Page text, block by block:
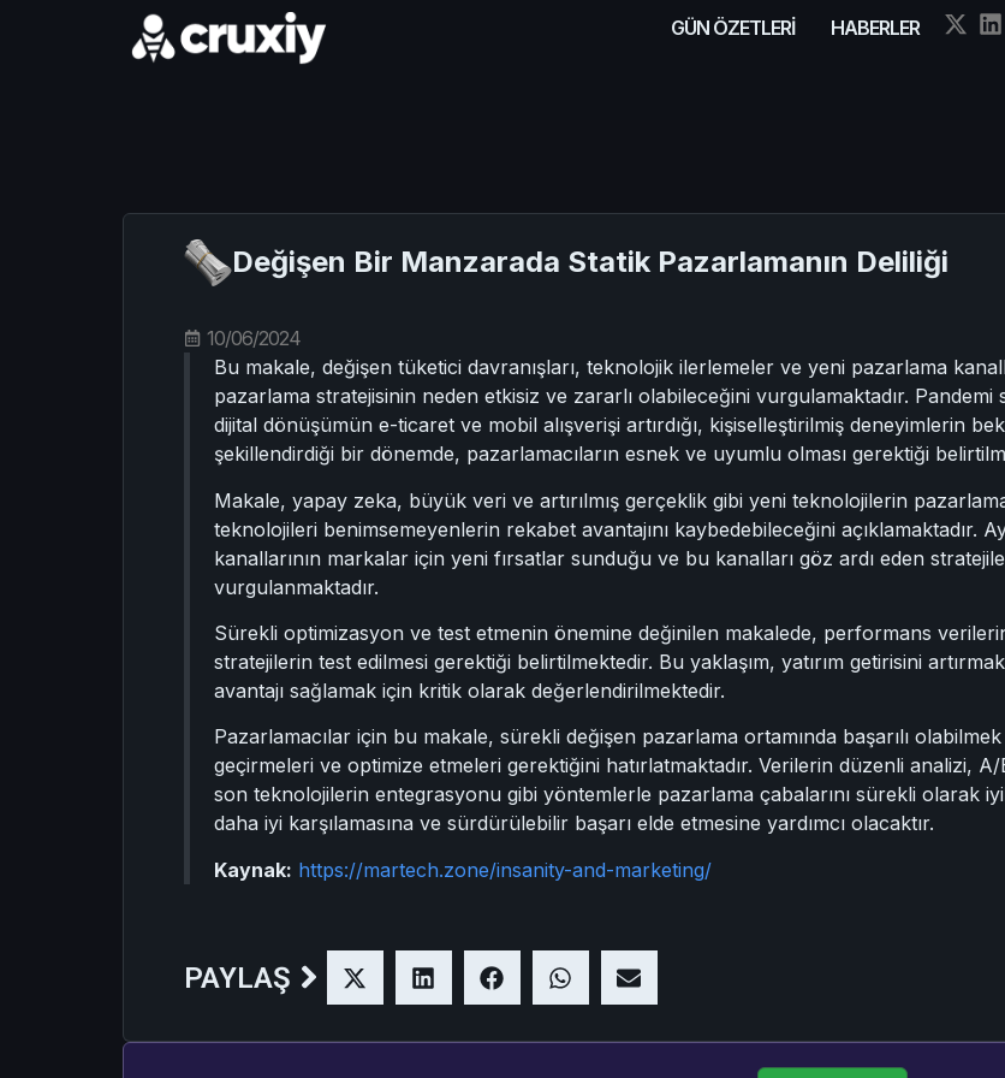
GÜN ÖZETLERİ HABERLER
Değişen Bir Manzarada Statik Pazarlamanın Deliliği
10/06/2024
Bu makale, değişen tüketici davranışları, teknolojik ilerlemeler ve yeni pazarlama
pazarlama stratejisinin neden etkisiz ve zararlı olabileceğini vurgulamaktadır. Pandemi
dijital dönüşümün e-ticaret ve mobil alışverişi artırdığı, kişiselleştirilmiş deneyimlerin
şekillendirdiği bir dönemde, pazarlamacıların esnek ve uyumlu olması gerektiği
Makale, yapay zeka, büyük veri ve artırılmış gerçeklik gibi yeni teknolojilerin
teknolojileri benimsemeyenlerin rekabet avantajını kaybedebileceğini açıklamaktadır.
kanallarının markalar için yeni fırsatlar sunduğu ve bu kanalları göz ardı eden
vurgulanmaktadır.
Sürekli optimizasyon ve test etmenin önemine değinilen makalede, performans
stratejilerin test edilmesi gerektiği belirtilmektedir. Bu yaklaşım, yatırım getirisini
avantajı sağlamak için kritik olarak değerlendirilmektedir.
Pazarlamacılar için bu makale, sürekli değişen pazarlama ortamında başarılı
geçirmeleri ve optimize etmeleri gerektiğini hatırlatmaktadır. Verilerin düzenli analizi,
son teknolojilerin entegrasyonu gibi yöntemlerle pazarlama çabalarını sürekli olarak
daha iyi karşılamasına ve sürdürülebilir başarı elde etmesine yardımcı olacaktır.
Kaynak: https://martech.zone/insanity-and-marketing/
PAYLAŞ